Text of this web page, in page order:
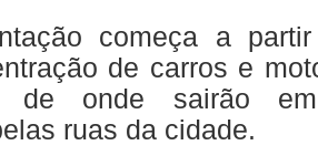
começa a
de carros e
de onde sairão
ruas da cidade.